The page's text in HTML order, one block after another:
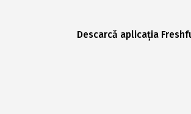
Descarcă aplicația